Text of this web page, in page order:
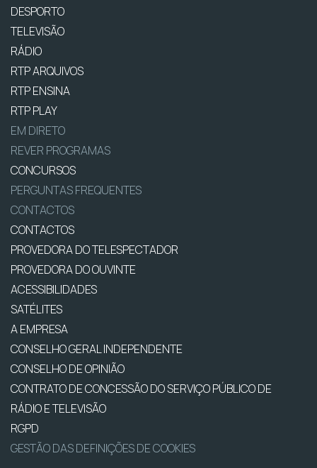
DESPORTO
TELEVISÃO
RÁDIO
RTP ARQUIVOS
RTP ENSINA
RTP PLAY
EM DIRETO
REVER PROGRAMAS
CONCURSOS
PERGUNTAS FREQUENTES
CONTACTOS
CONTACTOS
PROVEDORA DO TELESPECTADOR
PROVEDORA DO OUVINTE
ACESSIBILIDADES
SATÉLITES
A EMPRESA
CONSELHO GERAL INDEPENDENTE
CONSELHO DE OPINIÃO
CONTRATO DE CONCESSÃO DO SERVIÇO PÚBLICO DE
RÁDIO E TELEVISÃO
RGPD
GESTÃO DAS DEFINIÇÕES DE COOKIES